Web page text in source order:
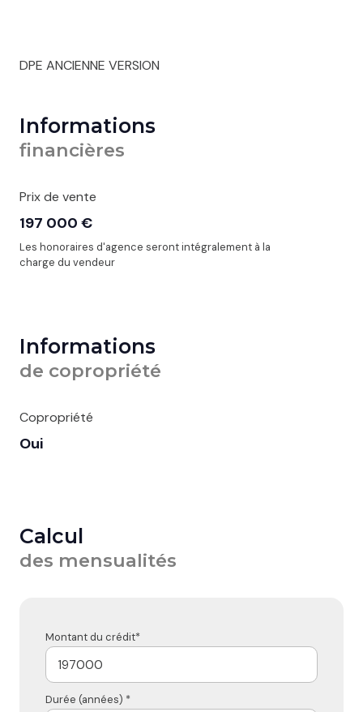
DPE ANCIENNE VERSION
Informations
financières
Prix de vente
197 000 €
Les honoraires d'agence seront intégralement à la
charge du vendeur
Informations
de copropriété
Copropriété
Oui
Calcul
des mensualités
Montant du crédit*
Durée (années) *